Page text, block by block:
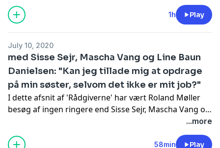
men i denne episode prøver rådgiverne at hjælpe
lytterne med dilemmaer om den første gang.
1h Play
July 10, 2020
med Sisse Sejr, Mascha Vang og Line Baun
Danielsen: "Kan jeg tillade mig at opdrage
på min søster, selvom det ikke er mit job?"
I dette afsnit af 'Rådgiverne' har vært Roland Møller
besøg af ingen ringere end Sisse Sejr, Mascha Vang og
Line Baun Danielsen. Rådgiverne er taget til Zoologisk
Haves Bistro Panpan, hvor de tager sig af lytternes
dilemmaer, der denne gang handler om opdragelse.
...more
58min Play